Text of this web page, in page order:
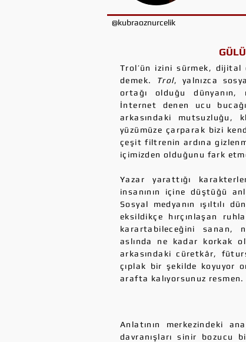
@kubraoznurcelik
Trol’ün izini sürmek, dijital
demek.
Trol, yalnızca
ortağı olduğu dünyanın,
İnternet denen ucu
arkasındaki mutsuzluğu,
yüzümüze çarparak bizi
çeşit filtrenin ardına
içimizden olduğunu fark
Yazar yarattığı
insanının içine düştüğü
Sosyal medyanın ışıltılı
eksildikçe hırçınlaşan
karartabileceğini sanan,
aslında ne kadar korkak
arkasındaki cüretkâr,
çıplak bir şekilde koyuyor
arafta kalıyorsunuz resmen.
Anlatının merkezindeki
davranışları sinir bozucu